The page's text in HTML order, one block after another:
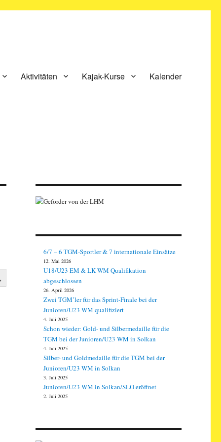
Aktivitäten Kajak-Kurse Kalender
BUTTON
6/7 – 6 TGM-Sportler & 7 internationale Einsätze
12. Mai 2026
U18/U23 EM & LK WM Qualifikation
abgeschlossen
26. April 2026
Zwei TGM’ler für das Sprint-Finale bei der
Junioren/U23 WM qualifiziert
4. Juli 2025
Schon wieder: Gold- und Silbermedaille für die
TGM bei der Junioren/U23 WM in Solkan
4. Juli 2025
Silber- und Goldmedaille für die TGM bei der
Junioren/U23 WM in Solkan
3. Juli 2025
Junioren/U23 WM in Solkan/SLO eröffnet
2. Juli 2025